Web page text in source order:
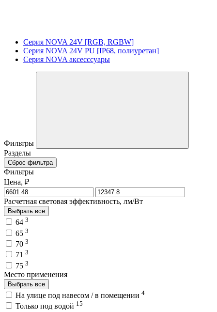
Серия NOVA 24V [RGB, RGBW]
Серия NOVA 24V PU [IP68, полиуретан]
Серия NOVA аксесссуары
Фильтры
Разделы
Сброс фильтра
Фильтры
Цена, ₽
Расчетная световая эффективность, лм/Вт
Выбрать все
64 3
65 3
70 3
71 3
75 3
Место применения
Выбрать все
На улице под навесом / в помещении 4
Только под водой 15